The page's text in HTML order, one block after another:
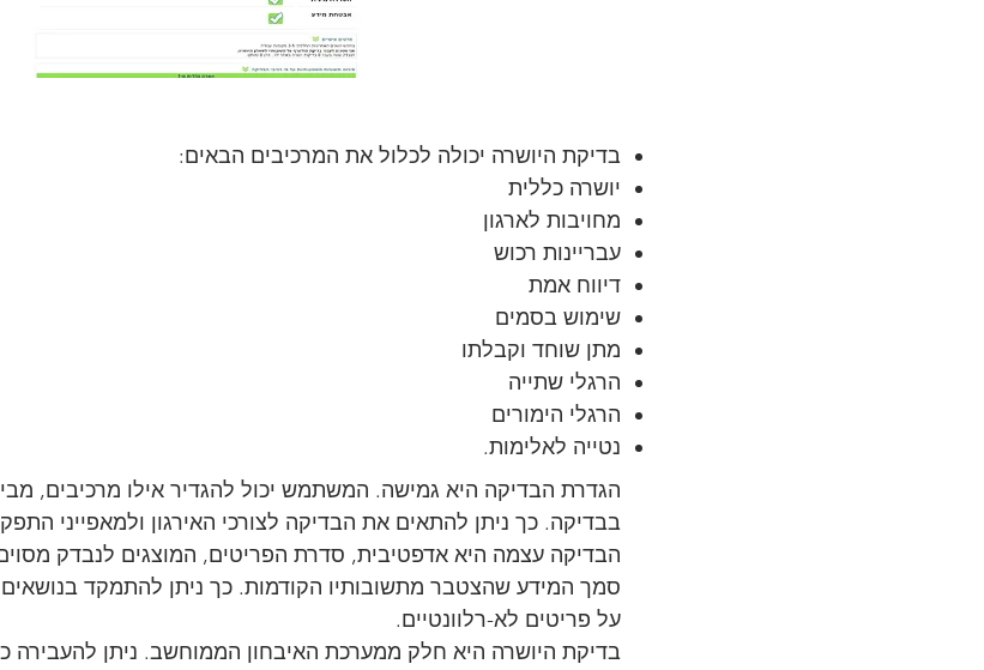
בדיקת היושרה יכולה לכלול את המרכיבים הבאים:
יושרה כללית
מחויבות לארגון
עבריינות רכוש
דיווח אמת
שימוש בסמים
מתן שוחד וקבלתו
הרגלי שתייה
הרגלי הימורים
נטייה לאלימות.
הגדרת הבדיקה היא גמישה. המשתמש יכול להגדיר אילו מרכיבים,
בבדיקה. כך ניתן להתאים את הבדיקה לצורכי האירגון ולמאפייני
הבדיקה עצמה היא אדפטיבית, סדרת הפריטים, המוצגים לנבדק
סמך המידע שהצטבר מתשובותיו הקודמות. כך ניתן להתמקד בנושאים
על פריטים לא-רלוונטיים.
בדיקת היושרה היא חלק ממערכת האיבחון הממוחשב. ניתן להעבירה